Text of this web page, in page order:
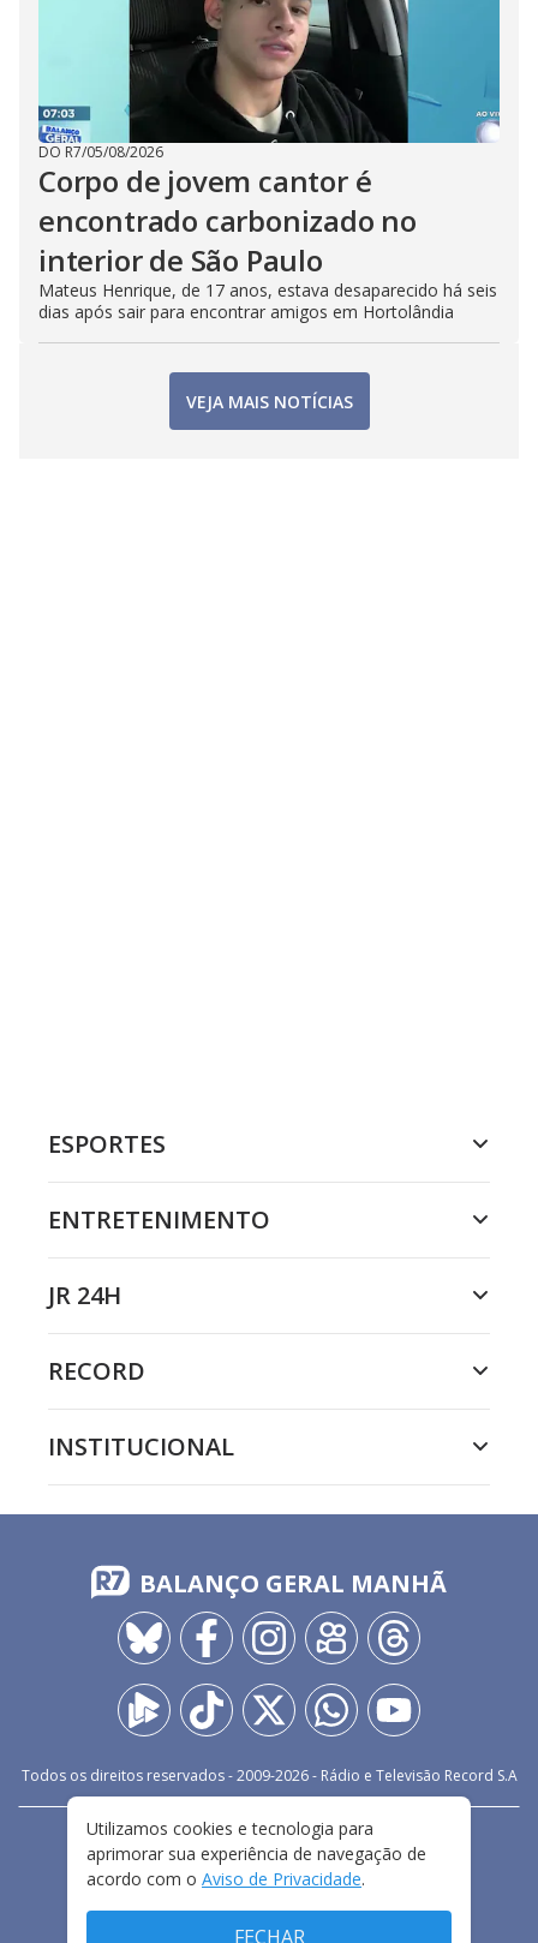
DO R7/05/08/2026
Corpo de jovem cantor é
encontrado carbonizado no
interior de São Paulo
Mateus Henrique, de 17 anos, estava desaparecido há seis
dias após sair para encontrar amigos em Hortolândia
VEJA MAIS NOTÍCIAS
ESPORTES
ENTRETENIMENTO
JR 24H
RECORD
INSTITUCIONAL
BALANÇO GERAL MANHÃ
Todos os direitos reservados - 2009-2026- Rádio e Televisão Record S.A
FALE CONOSCO
PRIVACIDADE
TERMOS E CONDIÇÕES DE USO
Utilizamos cookies e tecnologia para
aprimorar sua experiência de navegação de
acordo com o Aviso de Privacidade.
FECHAR